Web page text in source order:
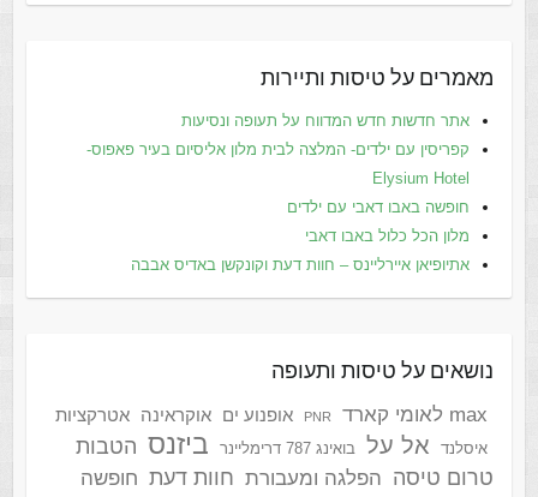
מאמרים על טיסות ותיירות
אתר חדשות חדש המדווח על תעופה ונסיעות
קפריסין עם ילדים- המלצה לבית מלון אליסיום בעיר פאפוס-
Elysium Hotel
חופשה באבו דאבי עם ילדים
מלון הכל כלול באבו דאבי
אתיופיאן איירליינס – חוות דעת וקונקשן באדיס אבבה
נושאים על טיסות ותעופה
max לאומי קארד PNR אופנוע ים אוקראינה אטרקציות
איסלנד אל על בואינג 787 דרימליינר ביזנס הטבות
טרום טיסה
הפלגה ומעבורת חוות דעת חופשה